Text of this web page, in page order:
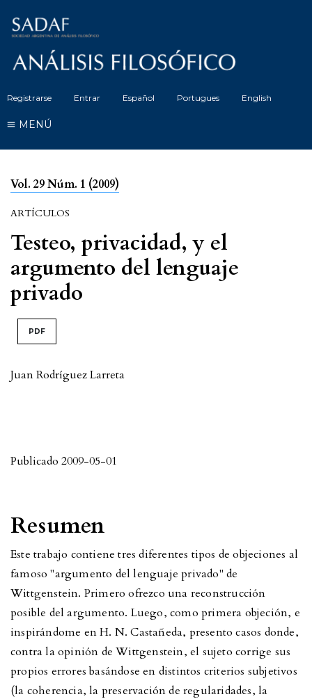
Registrarse Entrar Español Portugues English
MENÚ
Vol. 29 Núm. 1 (2009)
ARTÍCULOS
Testeo, privacidad, y el
argumento del lenguaje
privado
PDF
Juan Rodríguez Larreta
Publicado 2009-05-01
Resumen
Este trabajo contiene tres diferentes tipos de objeciones al
famoso "argumento del lenguaje privado" de
Wittgenstein. Primero ofrezco una reconstrucción
posible del argumento. Luego, como primera objeción, e
inspirándome en H. N. Castañeda, presento casos donde,
contra la opinión de Wittgenstein, el sujeto corrige sus
propios errores basándose en distintos criterios subjetivos
(la coherencia, la preservación de regularidades, la